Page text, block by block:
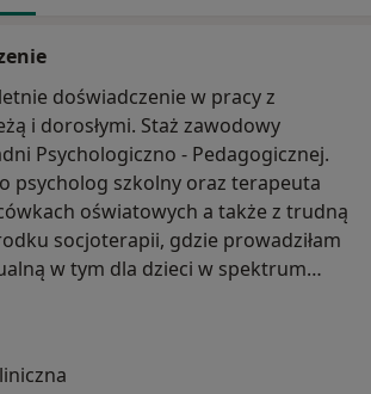
doświadczenie w pracy z
i dorosłymi. Staż zawodowy
Psychologiczno - Pedagogicznej.
psycholog szkolny oraz terapeuta
oświatowych a także z trudną
socjoterapii, gdzie prowadziłam
w tym dla dzieci w spektrum
diagnozowałam problemy
arteterapię, działania